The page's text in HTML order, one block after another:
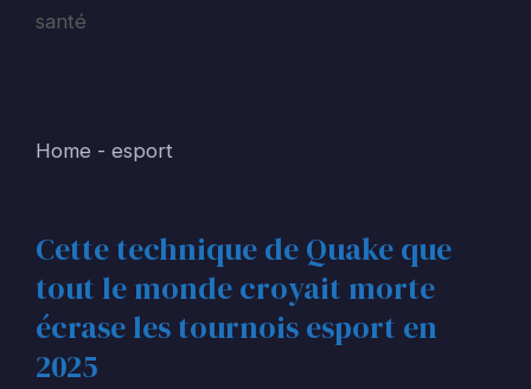
santé
Home - esport
Cette technique de Quake que
tout le monde croyait morte
écrase les tournois esport en
2025